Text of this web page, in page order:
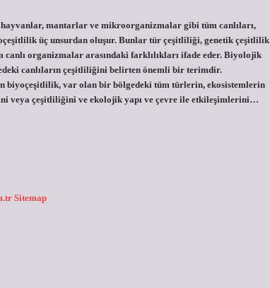
mantarlar ve mikroorganizmalar gibi tüm canlıları,
üç unsurdan oluşur. Bunlar tür çeşitliliği, genetik çeşitlilik
organizmalar arasındaki farklılıkları ifade eder. Biyolojik
canlıların çeşitliliğini belirten önemli bir terimdir.
biyoçeşitlilik, var olan bir bölgedeki tüm türlerin, ekosistemlerin
veya çeşitliliğini ve ekolojik yapı ve çevre ile etkileşimlerini…
Sitemap